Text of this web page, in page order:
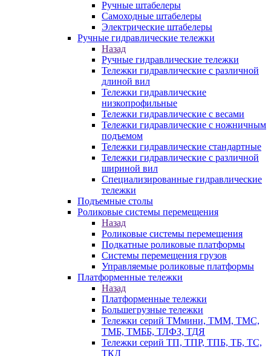
Ручные штабелеры
Самоходные штабелеры
Электрические штабелеры
Ручные гидравлические тележки
Назад
Ручные гидравлические тележки
Тележки гидравлические с различной
длиной вил
Тележки гидравлические
низкопрофильные
Тележки гидравлические с весами
Тележки гидравлические с ножничным
подъемом
Тележки гидравлические стандартные
Тележки гидравлические с различной
шириной вил
Специализированные гидравлические
тележки
Подъемные столы
Роликовые системы перемещения
Назад
Роликовые системы перемещения
Подкатные роликовые платформы
Системы перемещения грузов
Управляемые роликовые платформы
Платформенные тележки
Назад
Платформенные тележки
Большегрузные тележки
Тележки серий ТМмини, ТММ, ТМС,
ТМБ, ТМББ, ТЛФЗ, ТДЯ
Тележки серий ТП, ТПР, ТПБ, ТБ, ТС,
ТКД